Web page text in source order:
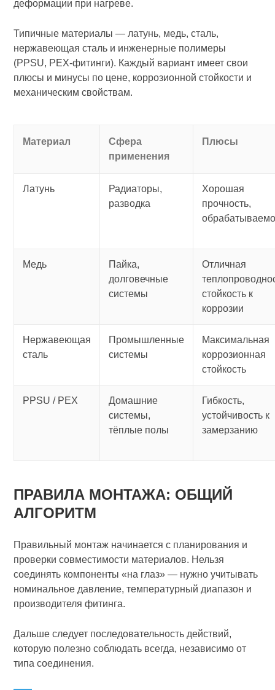
деформации при нагреве.
Типичные материалы — латунь, медь, сталь,
нержавеющая сталь и инженерные полимеры
(PPSU, PEX-фитинги). Каждый вариант имеет свои
плюсы и минусы по цене, коррозионной стойкости и
механическим свойствам.
Материал
Сфера
применения
Плюсы
Латунь
Радиаторы,
разводка
Хорошая
прочность,
Медь
Пайка,
долговечные
системы
Отличная
стойкость к
коррозии
Нержавеющая
сталь
Промышленные
системы
Максимальная
коррозионная
стойкость
PPSU / PEX
Домашние
системы,
тёплые полы
Гибкость,
устойчивость к
замерзанию
ПРАВИЛА МОНТАЖА: ОБЩИЙ
АЛГОРИТМ
Правильный монтаж начинается с планирования и
проверки совместимости материалов. Нельзя
соединять компоненты «на глаз» — нужно учитывать
номинальное давление, температурный диапазон и
производителя фитинга.
Дальше следует последовательность действий,
которую полезно соблюдать всегда, независимо от
типа соединения.